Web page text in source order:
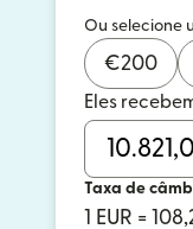
Ou selecione
€200
Eles
Taxa de
1 EUR =